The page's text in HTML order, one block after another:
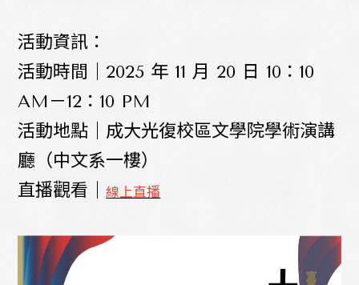
活動資訊：
活動時間｜2025 年 11 月 20 日 10：10
AM－12：10 PM
活動地點｜成大光復校區文學院學術演講
廳（中文系一樓）
直播觀看｜線上直播